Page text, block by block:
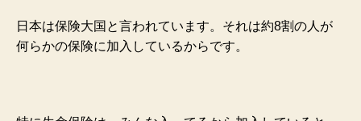
日本は保険大国と言われています。それは約8割の人が
何らかの保険に加入しているからです。